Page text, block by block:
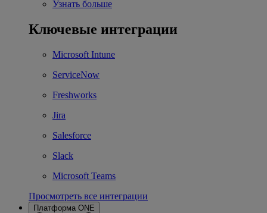
Узнать больше
Ключевые интеграции
Microsoft Intune
ServiceNow
Freshworks
Jira
Salesforce
Slack
Microsoft Teams
Просмотреть все интеграции
Платформа ONE